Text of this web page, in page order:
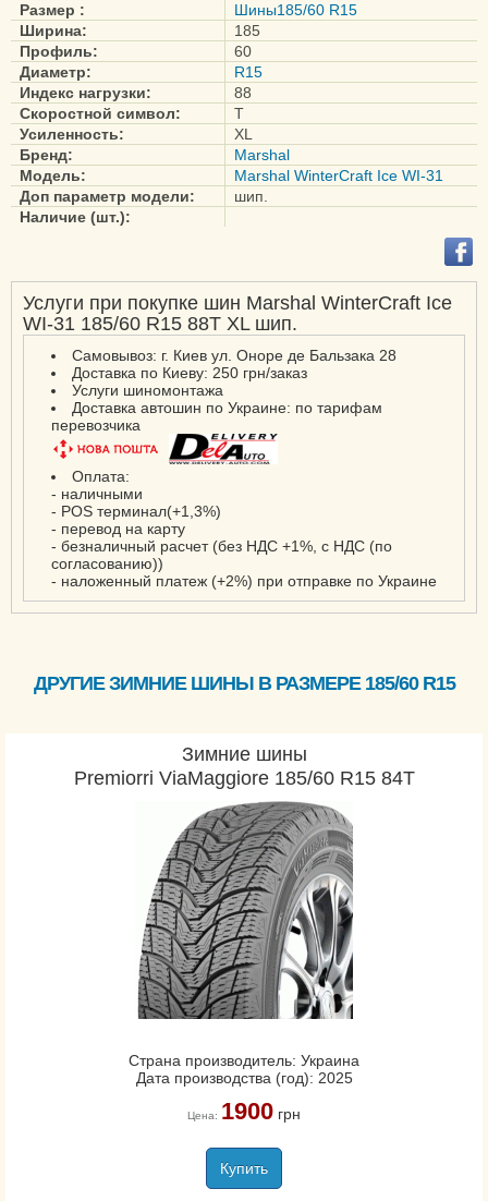
Размер :
Шины185/60 R15
Ширина:
185
Профиль:
60
Диаметр:
R15
Индекс нагрузки:
88
Скоростной символ:
T
Усиленность:
XL
Бренд:
Marshal
Модель:
Marshal WinterCraft Ice WI-31
Доп параметр модели:
шип.
Наличие (шт.):
Услуги при покупке шин Marshal WinterCraft Ice
WI-31 185/60 R15 88T XL шип.
Самовывоз: г. Киев ул. Оноре де Бальзака 28
Доставка по Киеву: 250 грн/заказ
Услуги шиномонтажа
Доставка автошин по Украине: по тарифам
перевозчика
Оплата:
- наличными
- POS терминал(+1,3%)
- перевод на карту
- безналичный расчет (без НДС +1%, с НДС (по
согласованию))
- наложенный платеж (+2%) при отправке по Украине
ДРУГИЕ ЗИМНИЕ ШИНЫ В РАЗМЕРЕ 185/60 R15
Зимние шины
Premiorri ViaMaggiore 185/60 R15 84T
Страна производитель: Украина
Дата производства (год): 2025
Цена: 1900грн
Купить